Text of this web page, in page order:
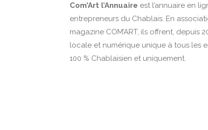
Com’Art l’Annuaire est l’annuaire en
entrepreneurs du Chablais. En
magazine COM’ART, ils offrent, depuis
locale et numérique unique à tous les
100 % Chablaisien et uniquement.